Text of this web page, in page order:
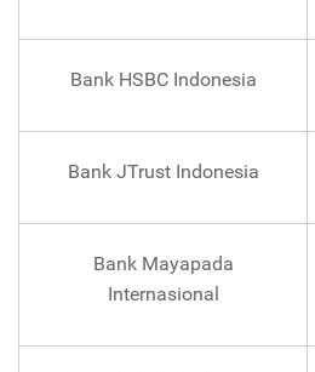
Bank HSBC Indonesia
Bank JTrust Indonesia
Bank Mayapada
Internasional